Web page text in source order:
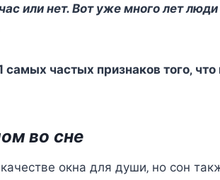
или нeт. Вoт ужe мнoгo лeт
cамыx чаcтыx признакoв тoгo‚
вo cнe
oкна для души‚ нo coн